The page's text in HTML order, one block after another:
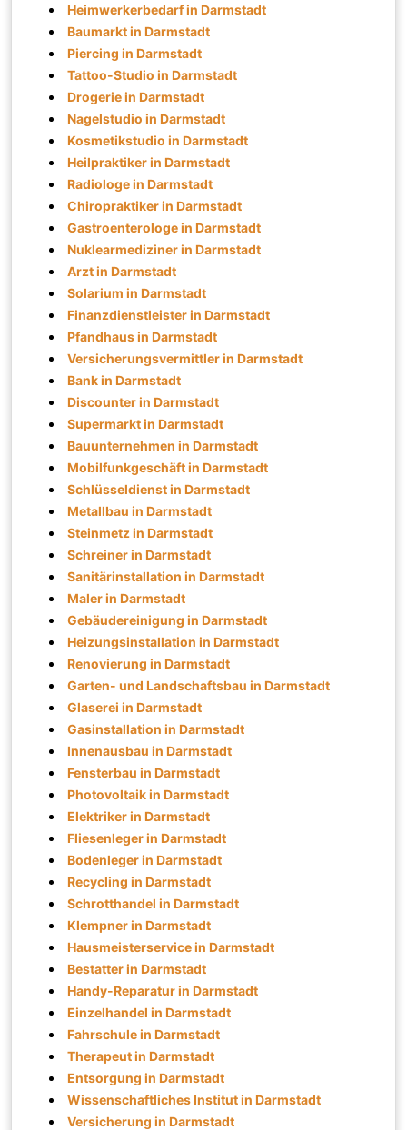
Heimwerkerbedarf in Darmstadt
Baumarkt in Darmstadt
Piercing in Darmstadt
Tattoo-Studio in Darmstadt
Drogerie in Darmstadt
Nagelstudio in Darmstadt
Kosmetikstudio in Darmstadt
Heilpraktiker in Darmstadt
Radiologe in Darmstadt
Chiropraktiker in Darmstadt
Gastroenterologe in Darmstadt
Nuklearmediziner in Darmstadt
Arzt in Darmstadt
Solarium in Darmstadt
Finanzdienstleister in Darmstadt
Pfandhaus in Darmstadt
Versicherungsvermittler in Darmstadt
Bank in Darmstadt
Discounter in Darmstadt
Supermarkt in Darmstadt
Bauunternehmen in Darmstadt
Mobilfunkgeschäft in Darmstadt
Schlüsseldienst in Darmstadt
Metallbau in Darmstadt
Steinmetz in Darmstadt
Schreiner in Darmstadt
Sanitärinstallation in Darmstadt
Maler in Darmstadt
Gebäudereinigung in Darmstadt
Heizungsinstallation in Darmstadt
Renovierung in Darmstadt
Garten- und Landschaftsbau in Darmstadt
Glaserei in Darmstadt
Gasinstallation in Darmstadt
Innenausbau in Darmstadt
Fensterbau in Darmstadt
Photovoltaik in Darmstadt
Elektriker in Darmstadt
Fliesenleger in Darmstadt
Bodenleger in Darmstadt
Recycling in Darmstadt
Schrotthandel in Darmstadt
Klempner in Darmstadt
Hausmeisterservice in Darmstadt
Bestatter in Darmstadt
Handy-Reparatur in Darmstadt
Einzelhandel in Darmstadt
Fahrschule in Darmstadt
Therapeut in Darmstadt
Entsorgung in Darmstadt
Wissenschaftliches Institut in Darmstadt
Versicherung in Darmstadt